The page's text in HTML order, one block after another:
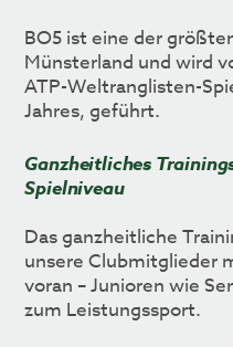
BO5 ist eine der
Münsterland und wird
ATP-Weltranglisten-
Jahres, geführt.
Ganzheitliches
Spielniveau
Das ganzheitliche
unsere Clubmitglieder
voran – Junioren wie
zum Leistungssport.